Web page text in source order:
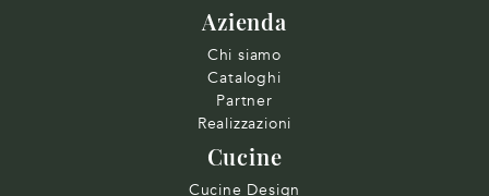
Azienda
Chi siamo
Cataloghi
Partner
Realizzazioni
Cucine
Cucine Design